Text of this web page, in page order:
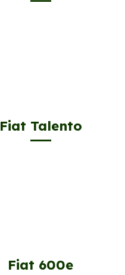
Fiat Talento
Fiat 600e